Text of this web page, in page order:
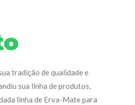
tradição de qualidade e
sua linha de produtos,
linha de Erva-Mate para